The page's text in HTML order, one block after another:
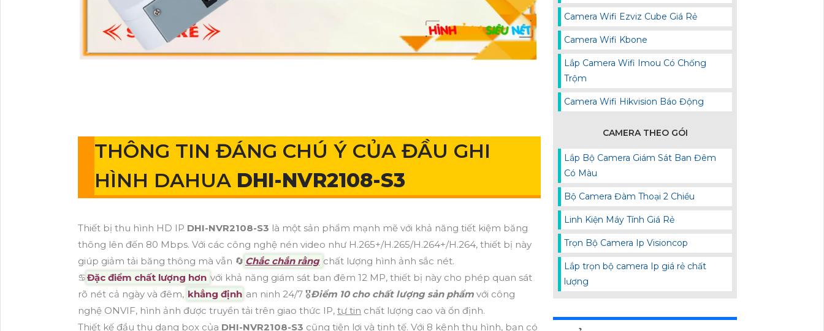
THÔNG TIN ĐÁNG CHÚ Ý CỦA ĐẦU GHI
HÌNH DAHUA DHI-NVR2108-S3
Thiết bị thu hình HD IP DHI-NVR2108-S3 là một sản phẩm mạnh mẽ với khả năng tiết kiệm băng
thông lên đến 80 Mbps. Với các công nghệ nén video như H.265+/H.265/H.264+/H.264, thiết bị này
giúp giảm tải băng thông mà vẫn 🔄 Chắc chắn rằng chất lượng hình ảnh sắc nét.
♋Đặc điểm chất lượng hơn với khả năng giám sát ban đêm 12 MP, thiết bị này cho phép quan sát
rõ nét cả ngày và đêm, khẳng định an ninh 24/7 🎖️Điểm 10 cho chất lượng sản phẩm với công
nghệ ONVIF, hình ảnh được truyền tải trên giao thức IP, tự tin chất lượng cao và ổn định.
Thiết kế đầu thu dạng box của DHI-NVR2108-S3 cũng tiện lợi và tinh tế. Với 8 kênh thu hình, bạn có
Camera Wifi Ezviz Cube Giá Rẻ
Camera Wifi Kbone
Lắp Camera Wifi Imou Có Chống
Trộm
Camera Wifi Hikvision Báo Động
CAMERA THEO GÓI
Lắp Bộ Camera Giám Sát Ban Đêm
Có Màu
Bộ Camera Đàm Thoại 2 Chiều
Linh Kiện Máy Tính Giá Rẻ
Trọn Bộ Camera Ip Visioncop
Lắp trọn bộ camera Ip giá rẻ chất
lượng